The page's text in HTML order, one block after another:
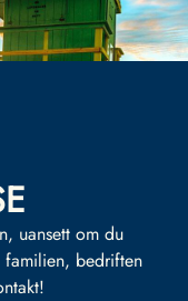
uansett om du
familien, bedriften